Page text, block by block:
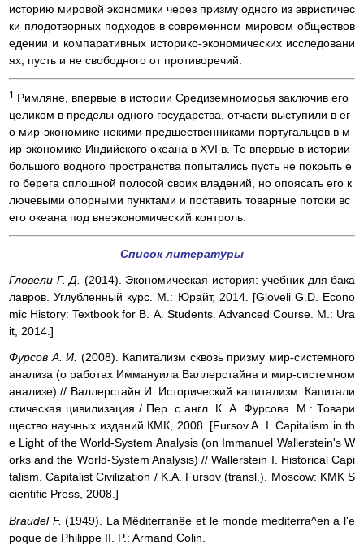
историю мировой экономики через призму одного из эвристичес
ки плодотворных подходов в современном мировом обществов
едении и компаративных историко-экономических исследовани
ях, пусть и не свободного от противоречий.
1
Римляне, впервые в истории Средиземноморья заключив его
целиком в пределы одного государства, отчасти выступили в ег
о мир-экономике некими предшественниками португальцев в м
ир-экономике Индийского океана в XVI в. Те впервые в истории
большого водного пространства попытались пусть не покрыть е
го берега сплошной полосой своих владений, но опоясать его к
лючевыми опорными пунктами и поставить товарные потоки вс
его океана под внеэкономический контроль.
Списоклитературы
Гловели Г. Д. (2014). Экономическая история: учебник для бака
лавров. Углубленный курс. М.: Юрайт, 2014. [Gloveli G.D. Econo
mic History: Textbook for В. A. Students. Advanced Course. M.: Ura
it, 2014.]
Фурсов А. И. (2008). Капитализм сквозь призму мир-системного
анализа (о работах Иммануила Валлерстайна и мир-системном
анализе) // Валлерстайн И. Исторический капитализм. Капитали
стическая цивилизация / Пер. с англ. К. А. Фурсова. М.: Товари
щество научных изданий КМК, 2008. [Fursov A. I. Capitalism in th
e Light of the World-System Analysis (on Immanuel Wallerstein's W
orks and the World-System Analysis) // Wallerstein I. Historical Capi
talism. Capitalist Civilization / K.A. Fursov (transl.). Moscow: KMK S
cientific Press, 2008.]
Braudel F. (1949). La Mёditeггanёe et le monde mediterra^en a l'e
poque de Philippe II. P.: Armand Colin.